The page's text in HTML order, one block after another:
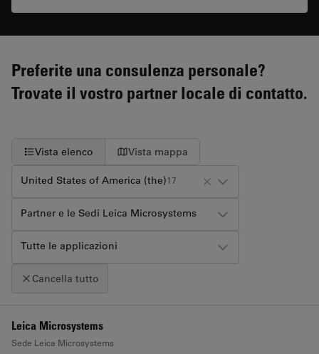
Preferite una consulenza personale?
Trovate il vostro partner locale di contatto.
Vista elenco Vista mappa
United States of America (the)17
Partner e le Sedi Leica Microsystems
Tutte le applicazioni
Cancella tutto
+
−
Clicca sulla mappa per attivare lo zoom con la rotellina
Leica Microsystems
Sede Leica Microsystems